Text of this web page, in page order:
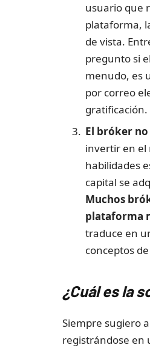
usuario que
plataforma,
de vista.
pregunto si
menudo, es
por correo
gratificación.
El bróker
invertir en el
habilidades
capital se
Muchos
plataforma
traduce en
conceptos
¿Cuál es la
Siempre sugiero
registrándose en